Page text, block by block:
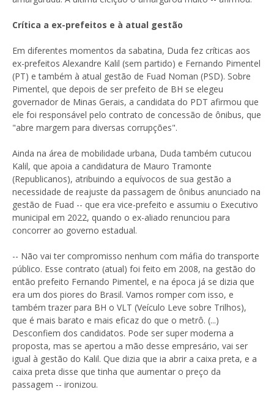
Crítica a ex-prefeitos e à atual gestão
Em diferentes momentos da sabatina, Duda fez críticas aos
ex-prefeitos Alexandre Kalil (sem partido) e Fernando Pimentel
(PT) e também à atual gestão de Fuad Noman (PSD). Sobre
Pimentel, que depois de ser prefeito de BH se elegeu
governador de Minas Gerais, a candidata do PDT afirmou que
ele foi responsável pelo contrato de concessão de ônibus, que
"abre margem para diversas corrupções".
Ainda na área de mobilidade urbana, Duda também cutucou
Kalil, que apoia a candidatura de Mauro Tramonte
(Republicanos), atribuindo a equívocos de sua gestão a
necessidade de reajuste da passagem de ônibus anunciado na
gestão de Fuad -- que era vice-prefeito e assumiu o Executivo
municipal em 2022, quando o ex-aliado renunciou para
concorrer ao governo estadual.
-- Não vai ter compromisso nenhum com máfia do transporte
público. Esse contrato (atual) foi feito em 2008, na gestão do
então prefeito Fernando Pimentel, e na época já se dizia que
era um dos piores do Brasil. Vamos romper com isso, e
também trazer para BH o VLT (Veículo Leve sobre Trilhos),
que é mais barato e mais eficaz do que o metrô. (...)
Desconfiem dos candidatos. Pode ser super moderna a
proposta, mas se apertou a mão desse empresário, vai ser
igual à gestão do Kalil. Que dizia que ia abrir a caixa preta, e a
caixa preta disse que tinha que aumentar o preço da
passagem -- ironizou.